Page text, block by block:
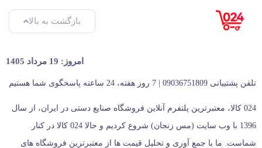
بازگشت به بالا
امروز: 19 مرداد 1405
تلفن پشتیبانی 09036751809 | 7 روز هفته، 24 ساعته پاسخگوی شما هستیم
024 کالا، معتبرترین پلتفرم آنلاین فروشگاه صنایع دستی در ایران، از سال
1396 با وب سایت (مس زنجان) شروع کردیم و حالا 024 کالا در کنار
شماست. ما با جمع‌ آوری و تحلیل قیمت‌ ها از معتبرترین فروشگاه‌ های